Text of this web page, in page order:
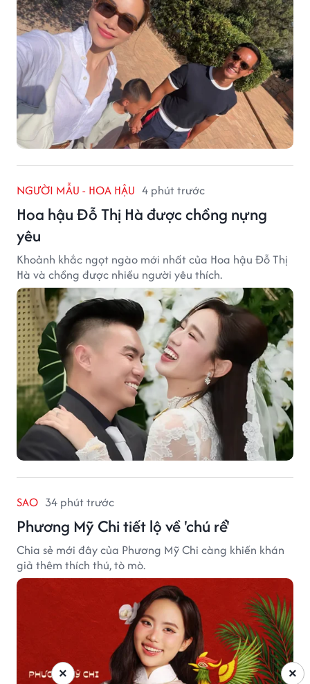
NGƯỜI MẪU - HOA HẬU 4 phút trước
Hoa hậu Đỗ Thị Hà được chồng nựng
yêu
Khoảnh khắc ngọt ngào mới nhất của Hoa hậu Đỗ Thị
Hà và chồng được nhiều người yêu thích.
SAO 34 phút trước
Phương Mỹ Chi tiết lộ về 'chú rể'
Chia sẻ mới đây của Phương Mỹ Chi càng khiến khán
giả thêm thích thú, tò mò.
×
×